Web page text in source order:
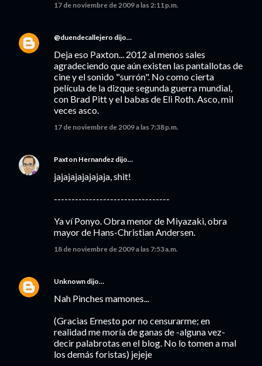
17 de noviembre de 2009 a las 2:11 p.m.
@duendecallejero dijo…
Deja eso Paxton... 2012 al menos sales
agradeciendo que aún existen las pantallotas de
cine y el sonido "surrón". No como cierta
película de la dizque segunda guerra mundial,
con Brad Pitt y el babas de Eli Roth. Asco, mil
veces asco.
17 de noviembre de 2009 a las 7:38 p.m.
Paxton Hernandez dijo…
jajajajajajajaja, shit!
---------------------------------
Ya ví Ponyo. Obra menor de Miyazaki, obra
mayor de Hans-Christian Andersen.
18 de noviembre de 2009 a las 7:53 a.m.
Unknown dijo…
Nah Pinches mamones...
(Gracias Ernesto por no censurarme; en
realidad me moría de ganas de -alguna vez-
decir palabrotas en el blog. No lo tomen a mal
los demás foristas) jejeje